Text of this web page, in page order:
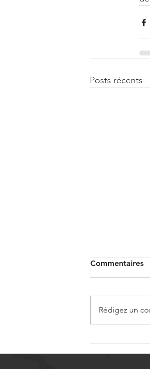
Posts récents
dispositifs
Commentaires
Rédigez un